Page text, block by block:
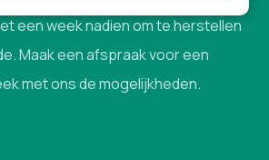
een week nadien om te herstellen
Maak een afspraak voor een
met ons de mogelijkheden.